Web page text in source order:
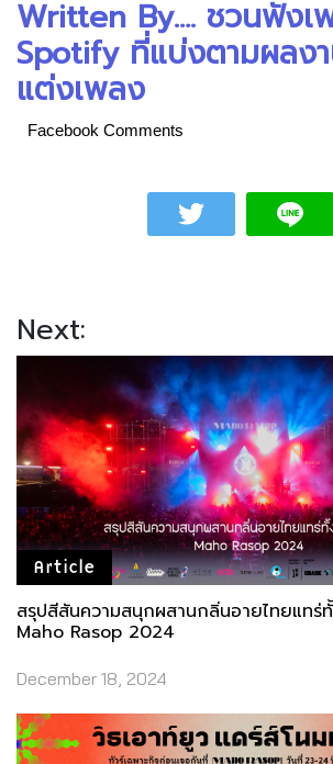
Written By…. ชวนฟัง
Spotify ที่แบ่งตามผลง
แต่งเพลง
Facebook Comments
Next:
Article
สรุปสีสันความสนุกผสานกลิ่นอายไทยแทร่
Maho Rasop 2024
December 18, 2024